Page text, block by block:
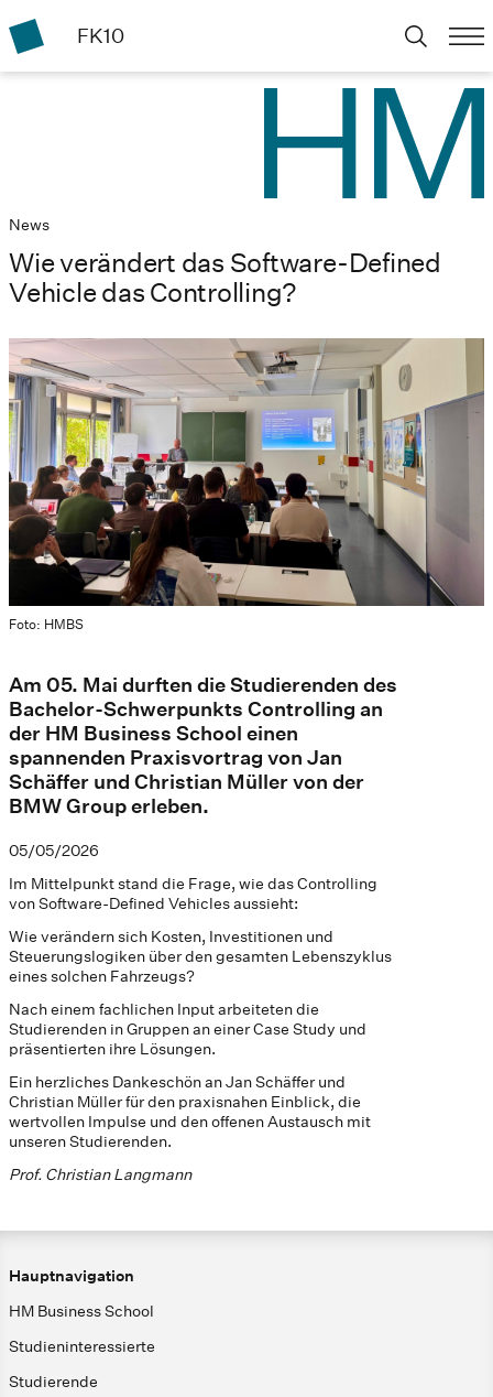
FK10
News
Wie verändert das Software-Defined
Vehicle das Controlling?
Foto: HMBS
Am 05. Mai durften die Studierenden des
Bachelor-Schwerpunkts Controlling an
der HM Business School einen
spannenden Praxisvortrag von Jan
Schäffer und Christian Müller von der
BMW Group erleben.
05/05/2026
Im Mittelpunkt stand die Frage, wie das Controlling
von Software-Defined Vehicles aussieht:
Wie verändern sich Kosten, Investitionen und
Steuerungslogiken über den gesamten Lebenszyklus
eines solchen Fahrzeugs?
Nach einem fachlichen Input arbeiteten die
Studierenden in Gruppen an einer Case Study und
präsentierten ihre Lösungen.
Ein herzliches Dankeschön an Jan Schäffer und
Christian Müller für den praxisnahen Einblick, die
wertvollen Impulse und den offenen Austausch mit
unseren Studierenden.
Prof. Christian Langmann
Hauptnavigation
HM Business School
Studieninteressierte
Studierende